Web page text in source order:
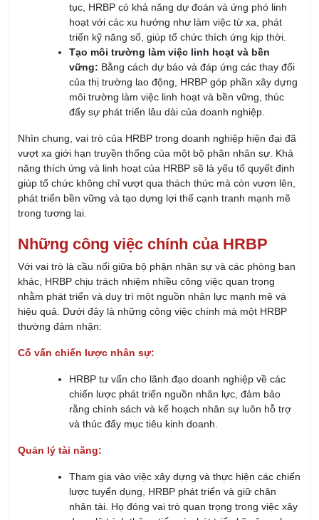
tục, HRBP có khả năng dự đoán và ứng phó linh
hoạt với các xu hướng như làm việc từ xa, phát
triển kỹ năng số, giúp tổ chức thích ứng kịp thời.
Tạo môi trường làm việc linh hoạt và bền
vững: Bằng cách dự báo và đáp ứng các thay đổi
của thị trường lao động, HRBP góp phần xây dựng
môi trường làm việc linh hoạt và bền vững, thúc
đẩy sự phát triển lâu dài của doanh nghiệp.
Nhìn chung, vai trò của HRBP trong doanh nghiệp hiện đại đã
vượt xa giới hạn truyền thống của một bộ phận nhân sự. Khả
năng thích ứng và linh hoạt của HRBP sẽ là yếu tố quyết định
giúp tổ chức không chỉ vượt qua thách thức mà còn vươn lên,
phát triển bền vững và tạo dựng lợi thế cạnh tranh mạnh mẽ
trong tương lai.
Những công việc chính của HRBP
Với vai trò là cầu nối giữa bộ phận nhân sự và các phòng ban
khác, HRBP chịu trách nhiệm nhiều công việc quan trọng
nhằm phát triển và duy trì một nguồn nhân lực mạnh mẽ và
hiệu quả. Dưới đây là những công việc chính mà một HRBP
thường đảm nhận:
Cố vấn chiến lược nhân sự:
HRBP tư vấn cho lãnh đạo doanh nghiệp về các
chiến lược phát triển nguồn nhân lực, đảm bảo
rằng chính sách và kế hoạch nhân sự luôn hỗ trợ
và thúc đẩy mục tiêu kinh doanh.
Quản lý tài năng:
Tham gia vào việc xây dựng và thực hiện các chiến
lược tuyển dụng, HRBP phát triển và giữ chân
nhân tài. Họ đóng vai trò quan trọng trong việc xây